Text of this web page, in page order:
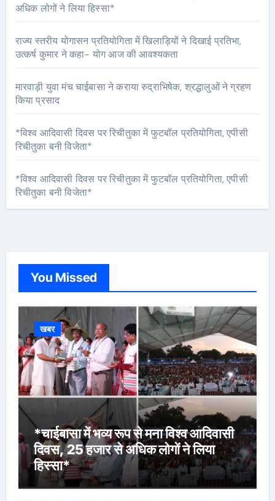
अधिक लोगों ने लिया हिस्सा*
राज्य स्तरीय योगासन प्रतियोगिता में खिलाड़ियों ने दिखाई प्रतिभा,
उत्कर्ष कुमार ने कहा- योग आज की आवश्यकता
मारवाड़ी युवा मंच चाईबासा ने कराया रुद्राभिषेक, श्रद्धालुओं ने ग्रहण
किया प्रसाद
*विश्व आदिवासी दिवस पर रिचीतुका में फुटबॉल प्रतियोगिता, एपीसी
रिचीतुका बनी विजेता*
*विश्व आदिवासी दिवस पर रिचीतुका में फुटबॉल प्रतियोगिता, एपीसी
रिचीतुका बनी विजेता*
You Missed
खबर
*चाईबासा में भव्य रूप से मना विश्व आदिवासी
दिवस, 25 हजार से अधिक लोगों ने लिया
हिस्सा*